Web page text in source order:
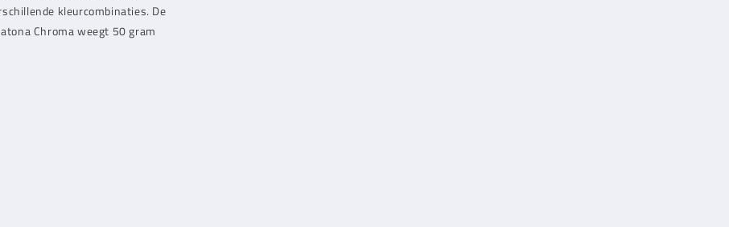
kleurcombinaties. De
Chroma weegt 50 gram